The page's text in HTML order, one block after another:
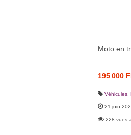
Moto en
195 000
Véhicules
21 juin
228 vues